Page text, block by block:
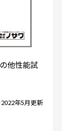
他性能試
年5月更新